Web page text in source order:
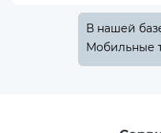
В нашей
Мобильные